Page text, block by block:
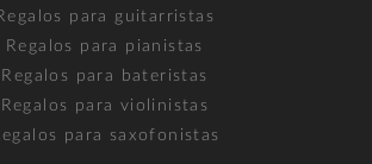
para guitarristas
Regalos para pianistas
Regalos para bateristas
Regalos para violinistas
para saxofonistas